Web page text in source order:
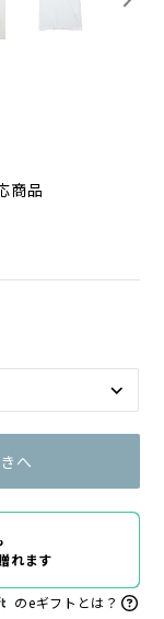
商品
へ
れます
のeギフトとは？